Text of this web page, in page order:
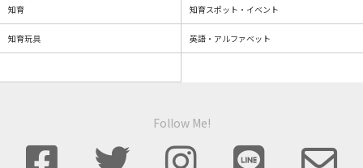
知育 知育スポット・イベント
知育玩具 英語・アルファベット
Follow Me!